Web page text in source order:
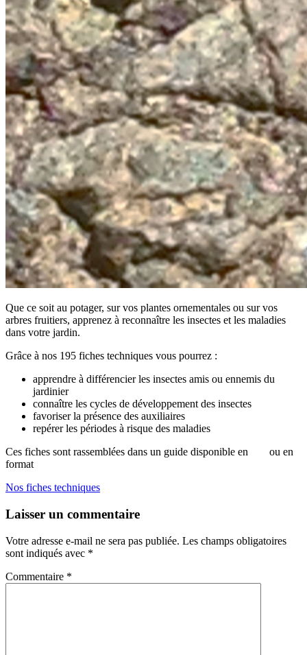
Que ce soit au potager, sur vos plantes ornementales ou sur vos
arbres fruitiers, apprenez à reconnaître les insectes et les maladies
dans votre jardin.
Grâce à nos 195 fiches techniques vous pourrez :
apprendre à différencier les insectes amis ou ennemis du
jardinier
connaître les cycles de développement des insectes
favoriser la présence des auxiliaires
repérer les périodes à risque des maladies
Ces fiches sont rassemblées dans un guide disponible en
ou en
format
Nos fiches techniques
Laisser un commentaire
Votre adresse e-mail ne sera pas publiée. Les champs obligatoires
sont indiqués avec *
Commentaire *